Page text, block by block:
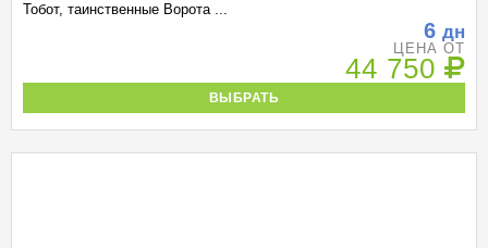
Тобот, таинственные Ворота ...
6 дн
ЦЕНА ОТ
44 750
ВЫБРАТЬ